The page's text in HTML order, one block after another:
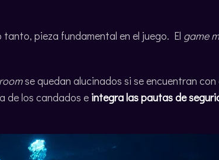
pieza fundamental en el juego. El game
se quedan alucinados si se encuentran
de los candados e integra las pautas de